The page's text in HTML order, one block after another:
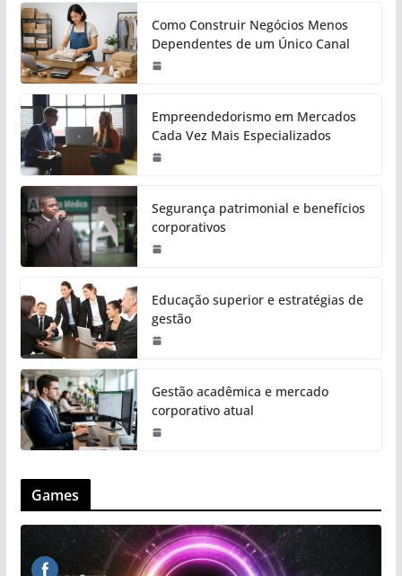
Como Construir Negócios Menos
Dependentes de um Único Canal
Empreendedorismo em Mercados
Cada Vez Mais Especializados
Segurança patrimonial e benefícios
corporativos
Educação superior e estratégias de
gestão
Gestão acadêmica e mercado
corporativo atual
Games